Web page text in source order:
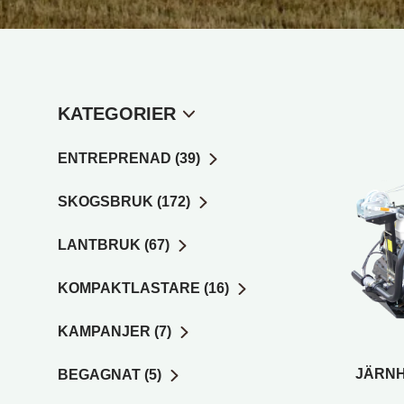
KATEGORIER
ENTREPRENAD (39)
SKOGSBRUK (172)
LANTBRUK (67)
KOMPAKTLASTARE (16)
KAMPANJER (7)
BEGAGNAT (5)